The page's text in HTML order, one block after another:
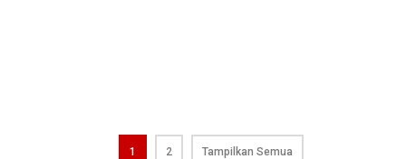
1 2 Tampilkan Semua